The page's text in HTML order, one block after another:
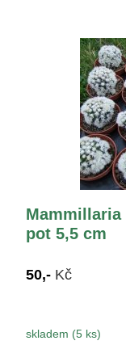
pot 5,5 cm
50,- Kč
skladem (5 ks)